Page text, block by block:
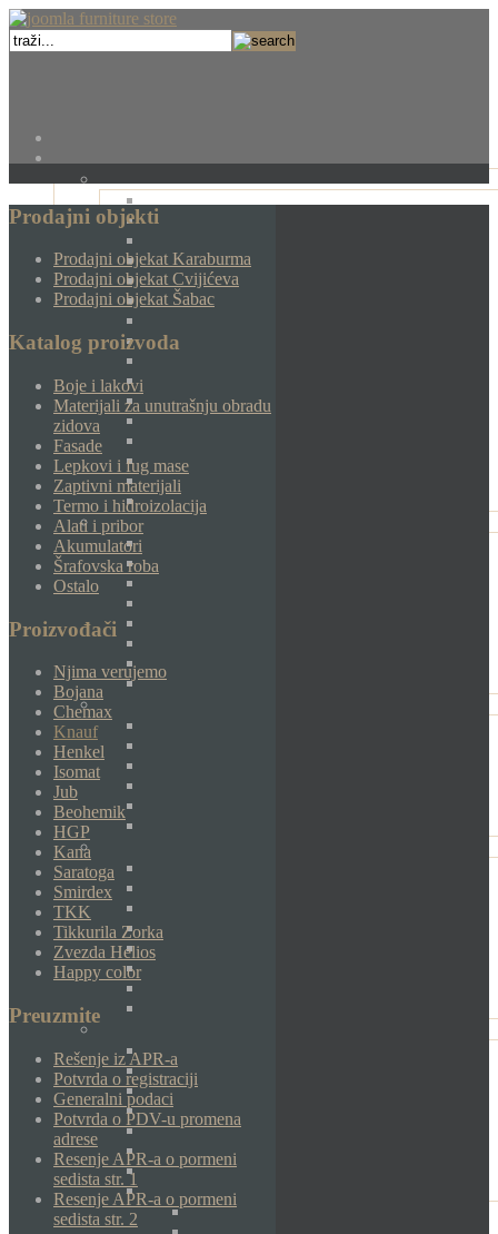
Prodajni objekti
Prodajni objekat Karaburma
Prodajni objekat Cvijićeva
Prodajni objekat Šabac
Katalog proizvoda
Boje i lakovi
Materijali za unutrašnju obradu
zidova
Fasade
Lepkovi i fug mase
Zaptivni materijali
Termo i hidroizolacija
Alati i pribor
Akumulatori
Šrafovska roba
Ostalo
Proizvođači
Njima verujemo
Bojana
Chemax
Knauf
Henkel
Isomat
Jub
Beohemik
HGP
Kana
Saratoga
Smirdex
TKK
Tikkurila Zorka
Zvezda Helios
Happy color
Preuzmite
Rešenje iz APR-a
Potvrda o registraciji
Generalni podaci
Potvrda o PDV-u promena
adrese
Resenje APR-a o pormeni
sedista str. 1
Resenje APR-a o pormeni
sedista str. 2